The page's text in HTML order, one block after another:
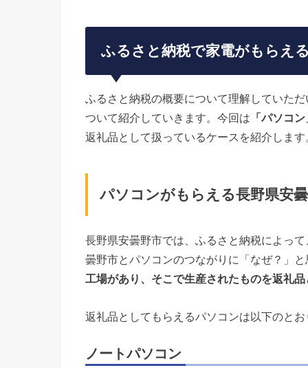
ふるさと納税で家電がもらえ
ふるさと納税の概要について理解していた
ついて紹介していきます。今回は 「パソコ
返礼品として扱っているケースを紹介します
パソコンがもらえる長野県安
長野県安曇野市では、ふるさと納税によっ
曇野市とパソコンのつながりに「なぜ？」
工場があり、そこで生産されたものを返礼
返礼品としてもらえるパソコンは以下のと
ノートパソコン